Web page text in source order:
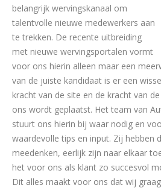
belangrijk wervingskanaal om
talentvolle nieuwe medewerkers aan
te trekken. De recente uitbreiding
met nieuwe wervingsportalen vormt
voor ons hierin alleen maar een
van de juiste kandidaat is er een
kracht van de site en de kracht van
ons wordt geplaatst. Het team van
stuurt ons hierin bij waar nodig en
waardevolle tips en input. Zij hebben
meedenken, eerlijk zijn naar elkaar
het voor ons als klant zo succesvol
Dit alles maakt voor ons dat wij